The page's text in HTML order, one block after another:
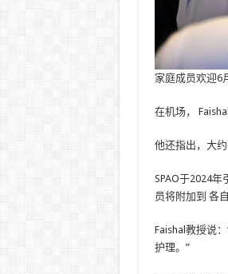
家庭成员欢迎6
在机场，
他还指出，大
SPAO于2024
员将附加到 各自
Faishal教授说
护理。”